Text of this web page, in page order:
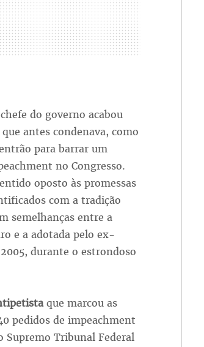
do governo acabou
antes condenava, como
para barrar um
no Congresso.
oposto às promessas
com a tradição
semelhanças entre a
e a adotada pelo ex-
durante o estrondoso
que marcou as
pedidos de impeachment
Supremo Tribunal Federal